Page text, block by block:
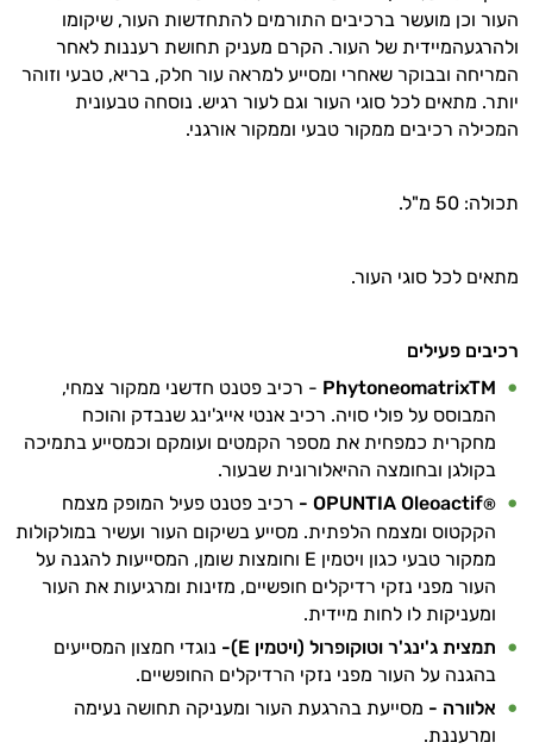
העור וכן מועשר ברכיבים התורמים להתחדשות העור, שיקומו
ולהרגעהמיידית של העור. הקרם מעניק תחושת רעננות לאחר
המריחה ובבוקר שאחרי ומסייע למראה עור חלק, בריא, טבעי וזוהר
יותר. מתאים לכל סוגי העור וגם לעור רגיש. נוסחה טבעונית
המכילה רכיבים ממקור טבעי וממקור אורגני.
תכולה: 50 מ"ל.
מתאים לכל סוגי העור.
רכיבים פעילים
PhytoneomatrixTM - רכיב פטנט חדשני ממקור צמחי,
המבוסס על פולי סויה. רכיב אנטי אייג'ינג שנבדק והוכח
מחקרית כמפחית את מספר הקמטים ועומקם וכמסייע בתמיכה
בקולגן ובחומצה ההיאלורונית שבעור.
®
OPUNTIA Oleoactif
- רכיב פטנט פעיל המופק מצמח
הקקטוס ומצמח הלפתית. מסייע בשיקום העור ועשיר במולקולות
ממקור טבעי כגון ויטמין E וחומצות שומן, המסייעות להגנה על
העור מפני נזקי רדיקלים חופשיים, מזינות ומרגיעות את העור
ומעניקות לו לחות מיידית.
תמצית ג'ינג'ר וטוקופרול (ויטמין E
)
- נוגדי חמצון המסייעים
בהגנה על העור מפני נזקי הרדיקלים החופשיים.
אלוורה - מסייעת בהרגעת העור ומעניקה תחושה נעימה
ומרעננת.